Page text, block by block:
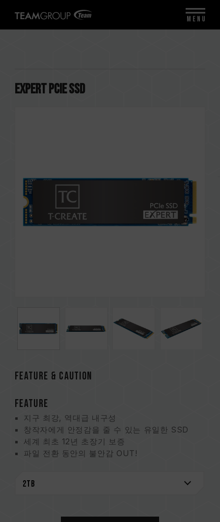
EXPERT PCIe SSD
FEATURE & CAUTION
FEATURE
지구 최강, 역대급 내구성
창작자에게 안정감을 줄 수 있는 유일한 SSD
세계 최초 12년 초장기 보증
파일 전환 동안의 불안감 OUT!
MENU